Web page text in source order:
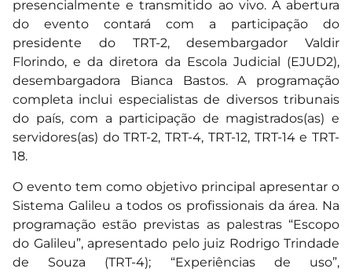
presencialmente e transmitido ao vivo. A abertura
do evento contará com a participação do
presidente do TRT-2, desembargador Valdir
Florindo, e da diretora da Escola Judicial (EJUD2),
desembargadora Bianca Bastos. A programação
completa inclui especialistas de diversos tribunais
do país, com a participação de magistrados(as) e
servidores(as) do TRT-2, TRT-4, TRT-12, TRT-14 e TRT-
18.
O evento tem como objetivo principal apresentar o
Sistema Galileu a todos os profissionais da área. Na
programação estão previstas as palestras “Escopo
do Galileu”, apresentado pelo juiz Rodrigo Trindade
de Souza (TRT-4); “Experiências de uso”,